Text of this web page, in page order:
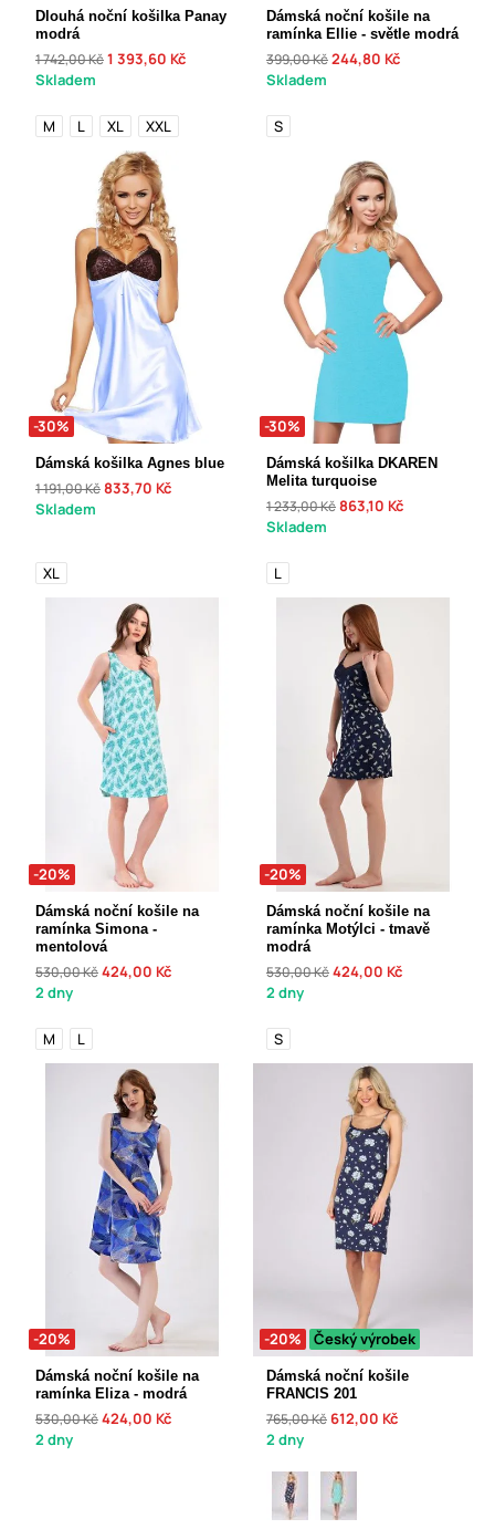
Dlouhá noční košilka Panay
modrá
1 742,00 Kč1 393,60 Kč
Skladem
M L XL XXL
Dámská noční košile na
ramínka Ellie - světle modrá
399,00 Kč244,80 Kč
Skladem
S
-30%
Dámská košilka Agnes blue
1 191,00 Kč833,70 Kč
Skladem
XL
-30%
Dámská košilka DKAREN
Melita turquoise
1 233,00 Kč863,10 Kč
Skladem
L
-20%
Dámská noční košile na
ramínka Simona -
mentolová
530,00 Kč424,00 Kč
2 dny
M L
-20%
Dámská noční košile na
ramínka Motýlci - tmavě
modrá
530,00 Kč424,00 Kč
2 dny
S
-20%
Dámská noční košile na
ramínka Eliza - modrá
530,00 Kč424,00 Kč
2 dny
-20% Český výrobek
Dámská noční košile
FRANCIS 201
765,00 Kč 612,00 Kč
2 dny